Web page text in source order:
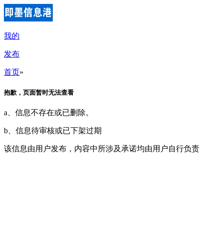
我的
发布
首页»
抱歉，页面暂时无法查看
a、信息不存在或已删除。
b、信息待审核或已下架过期
该信息由用户发布，内容中所涉及承诺均由用户自行负责